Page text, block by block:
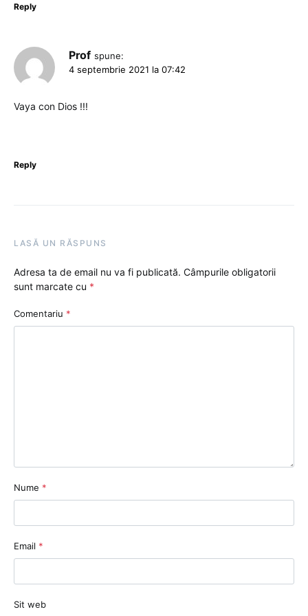
Reply
Prof spune:
4 septembrie 2021 la 07:42
Vaya con Dios !!!
Reply
LASĂ UN RĂSPUNS
Adresa ta de email nu va fi publicată. Câmpurile obligatorii
sunt marcate cu *
Comentariu *
Nume *
Email *
Sit web